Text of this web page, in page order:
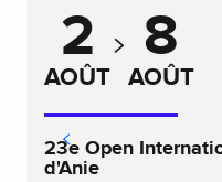
2
AOÛT
8
AOÛT
23e Open
d'Anie